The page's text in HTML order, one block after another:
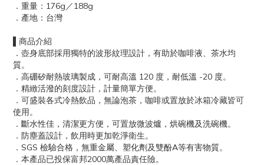
．重量：176g／188g
．產地：台灣
▌商品介紹
．壺身底部採用獨特的波形紋理設計，有助於咖啡液、茶水均
質。
．高硼矽耐熱玻璃製成，可耐高溫 120 度，耐低溫 -20 度。
．精緻活潑的刻度設計，計量簡單方便。
．可盛裝各式冷熱飲品，無論泡茶，咖啡或置放於冰箱冷藏皆可
使用。
．斷水性佳，清潔更方便，可置放微波爐，烘碗機及洗碗機。
．防塵蓋設計，飲用時更加乾淨衛生。
．SGS 檢驗合格，無重金屬、塑化劑及雙酚A等有害物質。
．本產品已投保富邦2000萬產品責任險。